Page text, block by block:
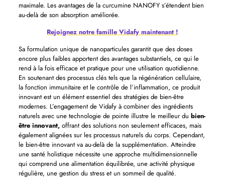
maximale. Les avantages de la curcumine NANOFY s’étendent bien
au-delà de son absorption améliorée.
Rejoignez notre famille Vidafy maintenant !
Sa formulation unique de nanoparticules garantit que des doses
encore plus faibles apportent des avantages substantiels, ce qui le
rend à la fois efficace et pratique pour une utilisation quotidienne.
En soutenant des processus clés tels que la régénération cellulaire,
la fonction immunitaire et le contrôle de l’inflammation, ce produit
innovant est un élément essentiel des stratégies de bien-être
modernes. L’engagement de Vidafy à combiner des ingrédients
naturels avec une technologie de pointe illustre le meilleur du bien-
être innovant,offrant des solutions non seulement efficaces, mais
également alignées sur les processus naturels du corps. Cependant,
le bien-être innovant va au-delà de la supplémentation. Atteindre
une santé holistique nécessite une approche multidimensionnelle
qui comprend une alimentation équilibrée, une activité physique
régulière, une gestion du stress et un sommeil de qualité.